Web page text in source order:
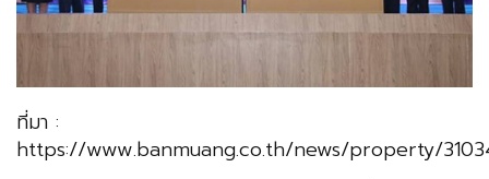
ที่มา :
https://www.banmuang.co.th/news/property/